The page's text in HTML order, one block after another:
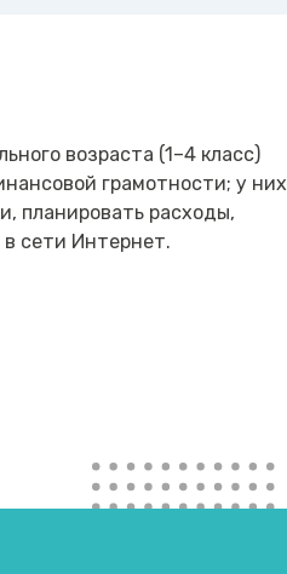
возраста (1–4 класс)
грамотности; у них
планировать расходы,
в сети Интернет.